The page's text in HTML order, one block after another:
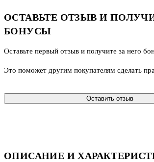
ОПИСАНИЕ И
ОСТАВЬТЕ ОТЗЫВ И
БОНУСЫ
Оставьте первый отзыв и получите за него
Это поможет другим покупателям сделать
Оставить отзыв